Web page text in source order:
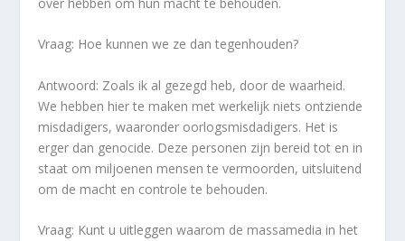
Vraag: Hoe kunnen we ze dan tegenhouden?
Antwoord: Zoals ik al gezegd heb, door de waarheid.
We hebben hier te maken met werkelijk niets ontziende
misdadigers, waaronder oorlogsmisdadigers. Het is
erger dan genocide. Deze personen zijn bereid tot en in
staat om miljoenen mensen te vermoorden, uitsluitend
om de macht en controle te behouden.
Vraag: Kunt u uitleggen waarom de massamedia in het